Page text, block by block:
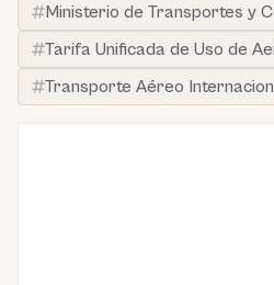
Ministerio de Transportes y
Tarifa Unificada de Uso de
Transporte Aéreo